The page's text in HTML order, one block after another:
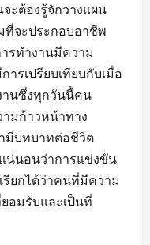
ะต้องรู้จักวางแผน
ที่จะประกอบอาชีพ
รทำงานมีความ
ารเปรียบเทียบกับเมื่อ
านซึ่งทุกวันนี้คน
มก้าวหน้าทาง
มีบทบาทต่อชีวิต
น่นอนว่าการแข่งขัน
รียกได้ว่าคนที่มีความ
อมรับและเป็นที่